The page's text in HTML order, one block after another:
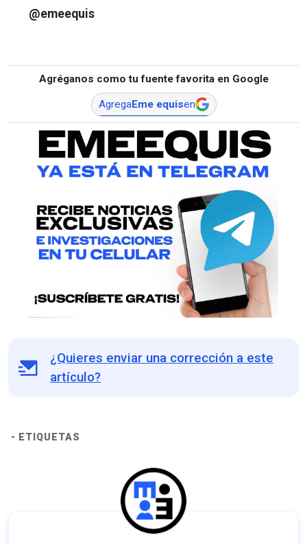
@emeequis
Agréganos como tu fuente favorita en Google
AgregaEme equisen
¿Quieres enviar una corrección a este
artículo?
- ETIQUETAS